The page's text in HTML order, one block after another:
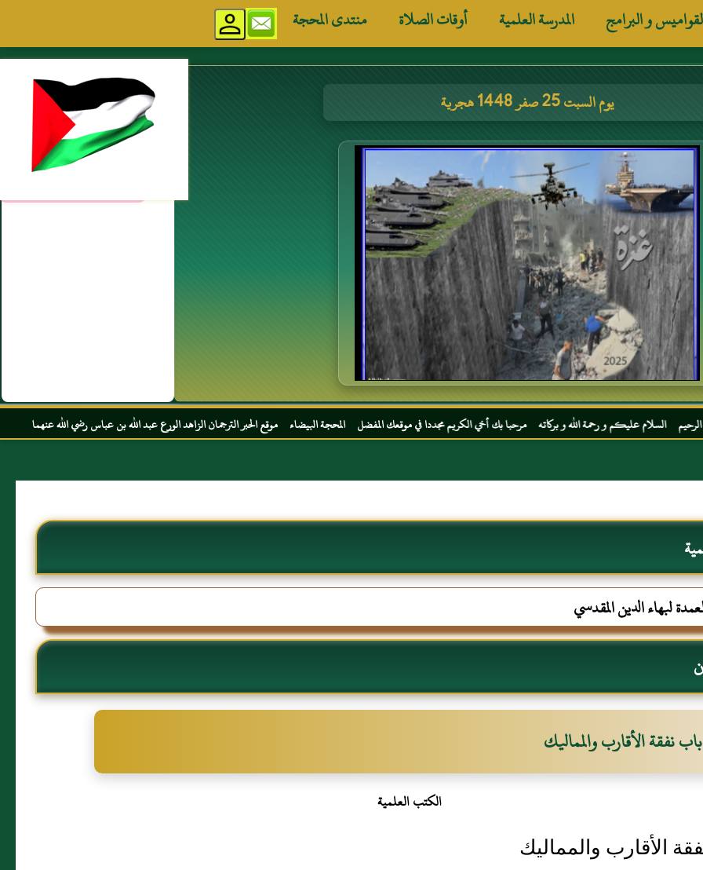
و البرامج المدرسة العلمية أوقات الصلاة منتدى المحجة
يوم السبت 25 صفر 1448 هجرية مواقع إسلامية
و رحمة الله و بركاته مرحبا بك أخي الكريم مجددا في موقعك المفضل المحجة البيضاء موقع الحبر الترجمان الزاهد الورع عبد الله بن عباس رضي الله عنهما
لبهاء الدين المقدسي
باب نفقة الأقارب والمماليك
الكتب العلمية
الأقارب والمماليك